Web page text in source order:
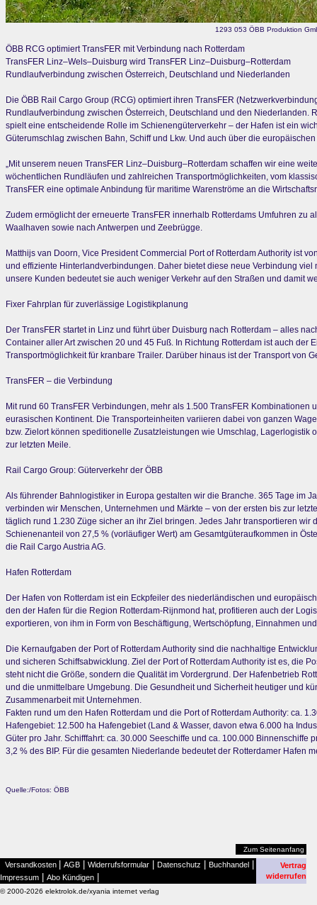
1293 053 ÖBB Produktion
ÖBB RCG optimiert TransFER mit Verbindung nach Rotterdam
TransFER Linz–Wels–Duisburg wird TransFER Linz–Duisburg–Rotterdam
Rundlaufverbindung zwischen Österreich, Deutschland und Niederlanden
Die ÖBB Rail Cargo Group (RCG) optimiert ihren TransFER
Rundlaufverbindung zwischen Österreich, Deutschland und den Niederlanden.
spielt eine entscheidende Rolle im Schienengüterverkehr – der Hafen ist ein
Güterumschlag zwischen Bahn, Schiff und Lkw. Und auch über die
„Mit unserem neuen TransFER Linz–Duisburg–Rotterdam schaffen wir eine
wöchentlichen Rundläufen und zahlreichen Transportmöglichkeiten, vom
TransFER eine optimale Anbindung für maritime Warenströme an die
Zudem ermöglicht der erneuerte TransFER innerhalb Rotterdams Umfuhren
Waalhaven sowie nach Antwerpen und Zeebrügge.
Matthijs van Doorn, Vice President Commercial Port of Rotterdam Authority ist
und effiziente Hinterlandverbindungen. Daher bietet diese neue Verbindung
unsere Kunden bedeutet sie auch weniger Verkehr auf den Straßen und damit
Fixer Fahrplan für zuverlässige Logistikplanung
Der TransFER startet in Linz und führt über Duisburg nach Rotterdam – alles
Container aller Art zwischen 20 und 45 Fuß. In Richtung Rotterdam ist auch
Transportmöglichkeit für kranbare Trailer. Darüber hinaus ist der Transport von
TransFER – die Verbindung
Mit rund 60 TransFER Verbindungen, mehr als 1.500 TransFER
eurasischen Kontinent. Die Transporteinheiten variieren dabei von ganzen
bzw. Zielort können speditionelle Zusatzleistungen wie Umschlag,
zur letzten Meile.
Rail Cargo Group: Güterverkehr der ÖBB
Als führender Bahnlogistiker in Europa gestalten wir die Branche. 365 Tage im
verbinden wir Menschen, Unternehmen und Märkte – von der ersten bis zur
täglich rund 1.230 Züge sicher an ihr Ziel bringen. Jedes Jahr transportieren
Schienenanteil von 27,5 % (vorläufiger Wert) am Gesamtgüteraufkommen in
die Rail Cargo Austria AG.
Hafen Rotterdam
Der Hafen von Rotterdam ist ein Eckpfeiler des niederländischen und
den der Hafen für die Region Rotterdam-Rijnmond hat, profitieren auch der
exportieren, von ihm in Form von Beschäftigung, Wertschöpfung, Einnahmen
Die Kernaufgaben der Port of Rotterdam Authority sind die nachhaltige
und sicheren Schiffsabwicklung. Ziel der Port of Rotterdam Authority ist es, die
steht nicht die Größe, sondern die Qualität im Vordergrund. Der Hafenbetrieb
und die unmittelbare Umgebung. Die Gesundheit und Sicherheit heutiger und
Zusammenarbeit mit Unternehmen.
Fakten rund um den Hafen Rotterdam und die Port of Rotterdam Authority: ca.
Hafengebiet: 12.500 ha Hafengebiet (Land & Wasser, davon etwa 6.000 ha
Güter pro Jahr. Schifffahrt: ca. 30.000 Seeschiffe und ca. 100.000
3,2 % des BIP. Für die gesamten Niederlande bedeutet der Rotterdamer Hafen
Quelle:/Fotos: ÖBB
Zum Seitenanfang
Versandkosten AGB Widerrufsformular Datenschutz Buchhandel
Impressum Abo Kündigen
Vertrag
widerrufen
© 2000-2026 elektrolok.de/xyania internet verlag